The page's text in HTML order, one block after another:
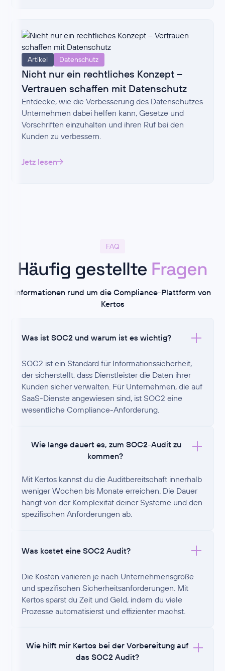
Artikel Datenschutz
Nicht nur ein rechtliches Konzept –
Vertrauen schaffen mit Datenschutz
Entdecke, wie die Verbesserung des Datenschutzes
Unternehmen dabei helfen kann, Gesetze und
Vorschriften einzuhalten und ihren Ruf bei den
Kunden zu verbessern.
Jetz lesen
FAQ
Häufig gestellte Fragen
Informationen rund um die Compliance-Plattform von
Kertos
Was ist SOC2 und warum ist es wichtig?
SOC2 ist ein Standard für Informationssicherheit,
der sicherstellt, dass Dienstleister die Daten ihrer
Kunden sicher verwalten. Für Unternehmen, die auf
SaaS-Dienste angewiesen sind, ist SOC2 eine
wesentliche Compliance-Anforderung.
Wie lange dauert es, zum SOC2-Audit zu
kommen?
Mit Kertos kannst du die Auditbereitschaft innerhalb
weniger Wochen bis Monate erreichen. Die Dauer
hängt von der Komplexität deiner Systeme und den
spezifischen Anforderungen ab.
Was kostet eine SOC2 Audit?
Die Kosten variieren je nach Unternehmensgröße
und spezifischen Sicherheitsanforderungen. Mit
Kertos sparst du Zeit und Geld, indem du viele
Prozesse automatisierst und effizienter machst.
Wie hilft mir Kertos bei der Vorbereitung auf
das SOC2 Audit?